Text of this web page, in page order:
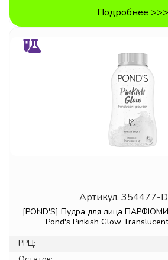
Подробнее >>>
Артикул. 354477-
[POND'S] Пудра для лица
Pond's Pinkish Glow
РРЦ: